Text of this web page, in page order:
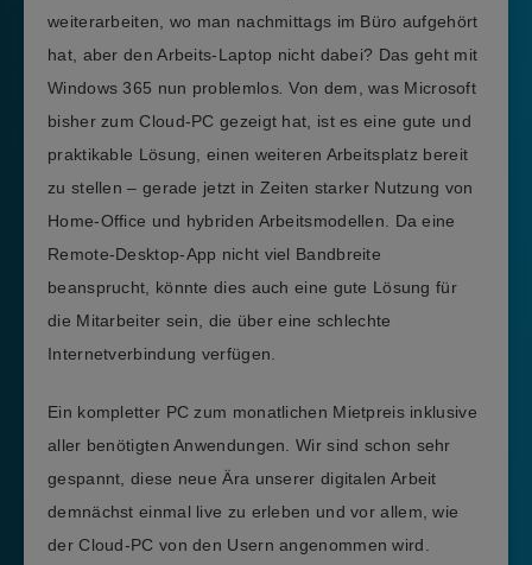
weiterarbeiten, wo man nachmittags im Büro aufgehört
hat, aber den Arbeits-Laptop nicht dabei? Das geht mit
Windows 365 nun problemlos.Von dem, was Microsoft
bisher zum Cloud-PC gezeigt hat, ist es eine gute und
praktikable Lösung, einen weiteren Arbeitsplatz bereit
zu stellen – gerade jetzt in Zeiten starker Nutzung von
Home-Office und hybriden Arbeitsmodellen. Da eine
Remote-Desktop-App nicht viel Bandbreite
beansprucht, könnte dies auch eine gute Lösung für
die Mitarbeiter sein, die über eine schlechte
Internetverbindung verfügen.
Ein kompletter PC zum monatlichen Mietpreis inklusive
aller benötigten Anwendungen. Wir sind schon sehr
gespannt, diese neue Ära unserer digitalen Arbeit
demnächst einmal live zu erleben und vor allem, wie
der Cloud-PC von den Usern angenommen wird.